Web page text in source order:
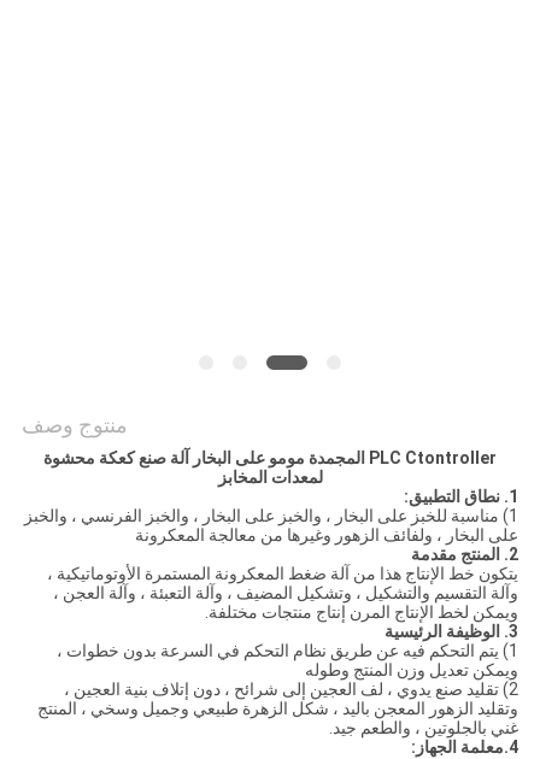
منتوج وصف
PLC Ctontroller المجمدة مومو على البخار آلة صنع كعكة محشوة
لمعدات المخابز
1. نطاق التطبيق:
1) مناسبة للخبز على البخار ، والخبز على البخار ، والخبز الفرنسي ، والخبز
على البخار ، ولفائف الزهور وغيرها من معالجة المعكرونة
2. المنتج مقدمة
يتكون خط الإنتاج هذا من آلة ضغط المعكرونة المستمرة الأوتوماتيكية ،
وآلة التقسيم والتشكيل ، وتشكيل المضيف ، وآلة التعبئة ، وآلة العجن ،
ويمكن لخط الإنتاج المرن إنتاج منتجات مختلفة.
3. الوظيفة الرئيسية
1) يتم التحكم فيه عن طريق نظام التحكم في السرعة بدون خطوات ،
ويمكن تعديل وزن المنتج وطوله
2) تقليد صنع يدوي ، لف العجين إلى شرائح ، دون إتلاف بنية العجين ،
وتقليد الزهور المعجن باليد ، شكل الزهرة طبيعي وجميل وسخي ، المنتج
غني بالجلوتين ، والطعم جيد.
4.معلمة الجهاز: